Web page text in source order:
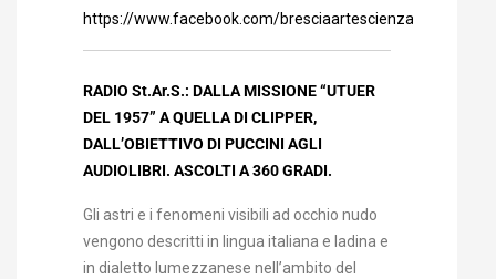
https://www.facebook.com/bresciaartescienza/photos/
RADIO St.Ar.S.: DALLA MISSIONE “UTUER
DEL 1957” A QUELLA DI CLIPPER,
DALL’OBIETTIVO DI PUCCINI AGLI
AUDIOLIBRI. ASCOLTI A 360 GRADI.
Gli astri e i fenomeni visibili ad occhio nudo
vengono descritti in lingua italiana e ladina e
in dialetto lumezzanese nell’ambito del